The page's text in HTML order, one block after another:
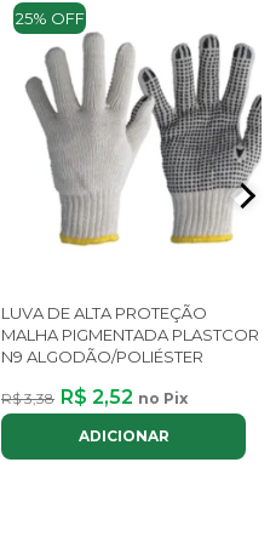
25% OFF
LUVA DE ALTA PROTEÇÃO
MALHA PIGMENTADA PLASTCOR
N9 ALGODÃO/POLIÉSTER
R$ 3,38 R$ 2,52 no Pix
ADICIONAR